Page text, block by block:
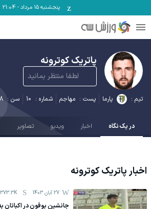
پنجشنبه ۱۵ مرداد -
21:04
پاتریک کوترونه
لطفا منتظر بمانید
تیم : پارما پست : مهاجم شماره : 10 سن :
در یک نگاه اخبار ویدیو تصاویر
اخبارپاتریک کوترونه
27 آبان 1403 373.3K
جانشین بوفون در اکباتان